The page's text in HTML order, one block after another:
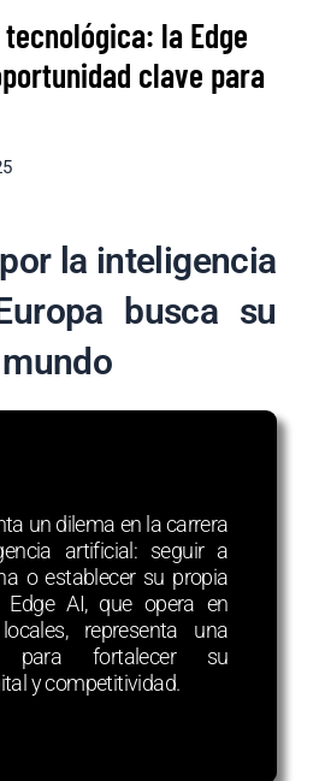
la Edge
clave para
la inteligencia
busca su
un dilema en la carrera
artificial: seguir a
o establecer su propia
Edge AI, que opera en
representa una
para fortalecer su
y competitividad.